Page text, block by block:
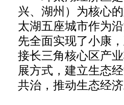
兴、湖州）为核心
太湖五座城市作为
先全面实现了小康
接长三角核心区产
展方式，建立生态
共治，推动生态经济